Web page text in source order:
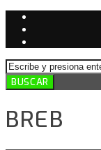
BREB